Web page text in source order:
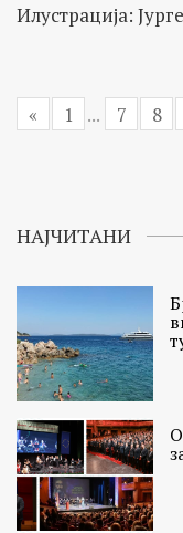
Илустрација:
« 1 ... 7 8
НАЈЧИТАНИ